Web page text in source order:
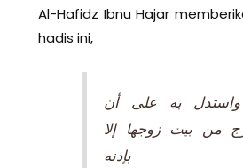
Al-Hafidz Ibnu Hajar
hadis ini,
واستدل به على أن
من بيت زوجها إلا
بإذنه